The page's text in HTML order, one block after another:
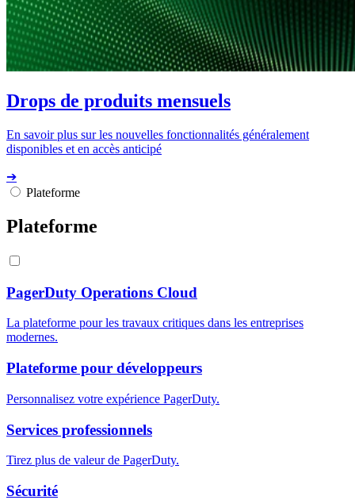
Drops de produits mensuels
En savoir plus sur les nouvelles fonctionnalités généralement
disponibles et en accès anticipé
➔
Plateforme
Plateforme
PagerDuty Operations Cloud
La plateforme pour les travaux critiques dans les entreprises
modernes.
Plateforme pour développeurs
Personnalisez votre expérience PagerDuty.
Services professionnels
Tirez plus de valeur de PagerDuty.
Sécurité